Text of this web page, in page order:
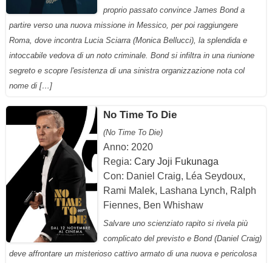
proprio passato convince James Bond a
partire verso una nuova missione in Messico, per poi raggiungere
Roma, dove incontra Lucia Sciarra (Monica Bellucci), la splendida e
intoccabile vedova di un noto criminale. Bond si infiltra in una riunione
segreto e scopre l'esistenza di una sinistra organizzazione nota col
nome di […]
No Time To Die
(No Time To Die)
Anno: 2020
Regia: Cary Joji Fukunaga
Con: Daniel Craig, Léa Seydoux,
Rami Malek, Lashana Lynch, Ralph
Fiennes, Ben Whishaw
Salvare uno scienziato rapito si rivela più
complicato del previsto e Bond (Daniel Craig)
deve affrontare un misterioso cattivo armato di una nuova e pericolosa